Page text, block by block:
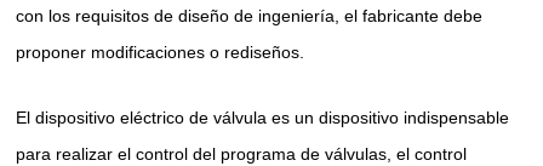
con los requisitos de diseño de ingeniería, el fabricante debe
proponer modificaciones o rediseños.
El dispositivo eléctrico de válvula es un dispositivo indispensable
para realizar el control del programa de válvulas, el control